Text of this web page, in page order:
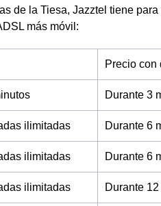
de la Tiesa, Jazztel tiene
más móvil:
Precio con
Durante 3
ilimitadas Durante 6
ilimitadas Durante 6
ilimitadas Durante